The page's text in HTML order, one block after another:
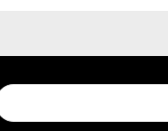
search